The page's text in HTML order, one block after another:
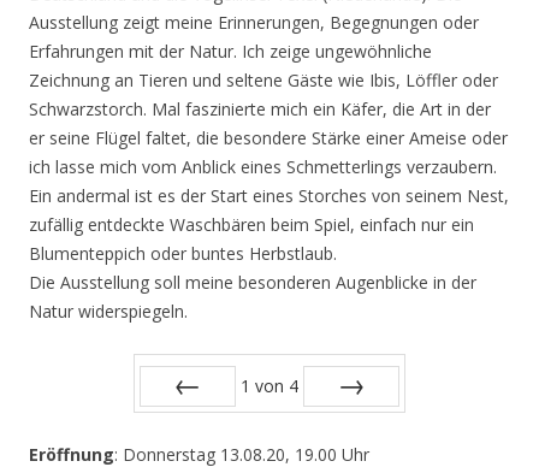
Ausstellung zeigt meine Erinnerungen, Begegnungen oder
Erfahrungen mit der Natur. Ich zeige ungewöhnliche
Zeichnung an Tieren und seltene Gäste wie Ibis, Löffler oder
Schwarzstorch. Mal faszinierte mich ein Käfer, die Art in der
er seine Flügel faltet, die besondere Stärke einer Ameise oder
ich lasse mich vom Anblick eines Schmetterlings verzaubern.
Ein andermal ist es der Start eines Storches von seinem Nest,
zufällig entdeckte Waschbären beim Spiel, einfach nur ein
Blumenteppich oder buntes Herbstlaub.
Die Ausstellung soll meine besonderen Augenblicke in der
Natur widerspiegeln.
1 von 4
Eröffnung: Donnerstag 13.08.20, 19.00 Uhr